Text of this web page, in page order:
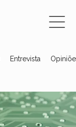
Entrevista